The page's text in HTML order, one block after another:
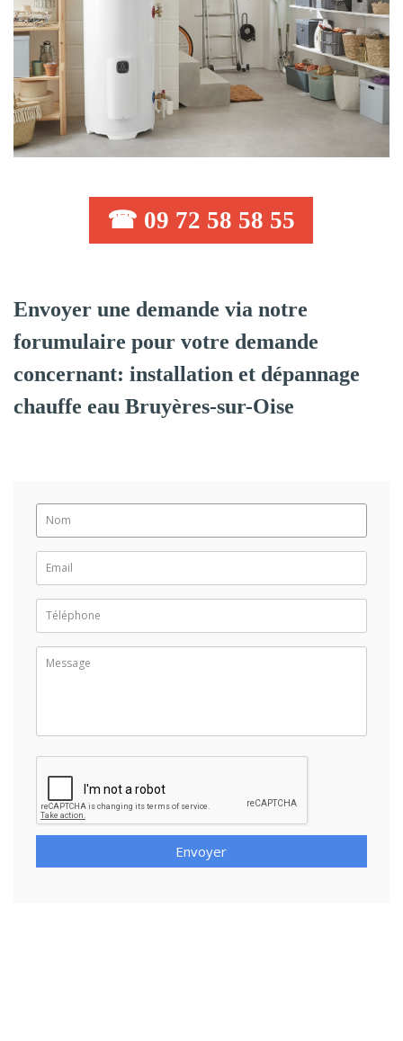
☎ 09 72 58 58 55
Envoyer une demande via notre
forumulaire pour votre demande
concernant: installation et dépannage
chauffe eau Bruyères-sur-Oise
Envoyer